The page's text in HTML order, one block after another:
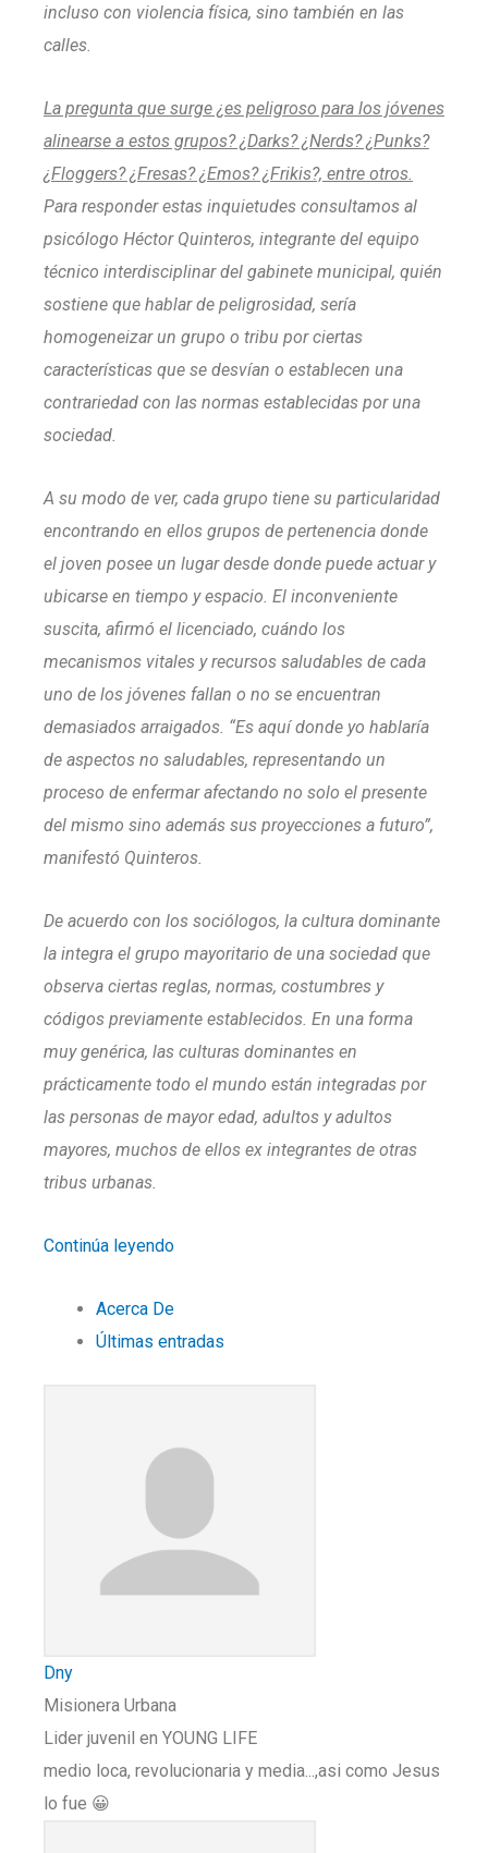
incluso con violencia física, sino también en las
calles.
La pregunta que surge ¿es peligroso para los jóvenes
alinearse a estos grupos? ¿Darks? ¿Nerds? ¿Punks?
¿Floggers? ¿Fresas? ¿Emos? ¿Frikis?, entre otros.
Para responder estas inquietudes consultamos al
psicólogo Héctor Quinteros, integrante del equipo
técnico interdisciplinar del gabinete municipal, quién
sostiene que hablar de peligrosidad, sería
homogeneizar un grupo o tribu por ciertas
características que se desvían o establecen una
contrariedad con las normas establecidas por una
sociedad.
A su modo de ver, cada grupo tiene su particularidad
encontrando en ellos grupos de pertenencia donde
el joven posee un lugar desde donde puede actuar y
ubicarse en tiempo y espacio. El inconveniente
suscita, afirmó el licenciado, cuándo los
mecanismos vitales y recursos saludables de cada
uno de los jóvenes fallan o no se encuentran
demasiados arraigados. “Es aquí donde yo hablaría
de aspectos no saludables, representando un
proceso de enfermar afectando no solo el presente
del mismo sino además sus proyecciones a futuro”,
manifestó Quinteros.
De acuerdo con los sociólogos, la cultura dominante
la integra el grupo mayoritario de una sociedad que
observa ciertas reglas, normas, costumbres y
códigos previamente establecidos. En una forma
muy genérica, las culturas dominantes en
prácticamente todo el mundo están integradas por
las personas de mayor edad, adultos y adultos
mayores, muchos de ellos ex integrantes de otras
tribus urbanas.
Continúa leyendo
Acerca De
Últimas entradas
Dny
Misionera Urbana
Lider juvenil en YOUNG LIFE
medio loca, revolucionaria y media...,asi como Jesus
lo fue 😀